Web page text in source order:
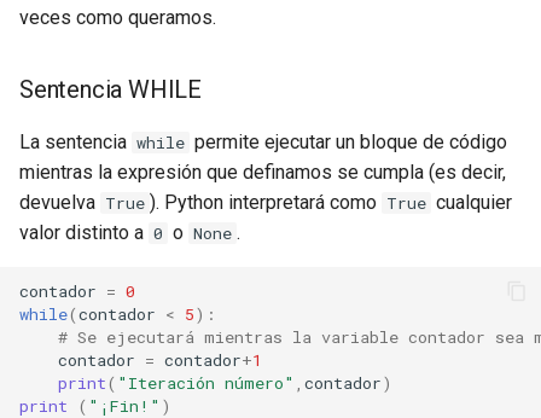
veces como queramos.
Sentencia WHILE
La sentencia while permite ejecutar un bloque de código
mientras la expresión que definamos se cumpla (es decir,
devuelva True ). Python interpretará como True cualquier
valor distinto a 0 o None .
contador = 0
while(contador < 5):
# Se ejecutará mientras la variable contador sea
contador = contador+1
print( "Iteración número" contador)
print
( "¡Fin!" )